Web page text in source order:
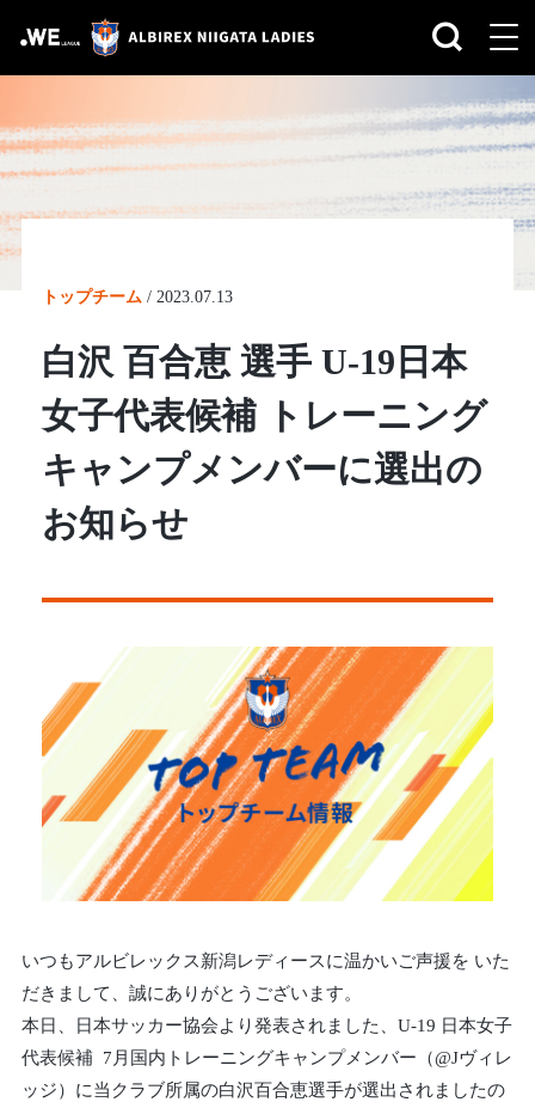
トップチーム / 2023.07.13
白沢 百合恵 選手 U-19日本
女子代表候補 トレーニング
キャンプメンバーに選出の
お知らせ
いつもアルビレックス新潟レディースに温かいご声援を いた
だきまして、誠にありがとうございます。
本日、日本サッカー協会より発表されました、U-19 日本女子
代表候補 7月国内トレーニングキャンプメンバー（@Jヴィレ
ッジ）に当クラブ所属の白沢百合恵選手が選出されましたの